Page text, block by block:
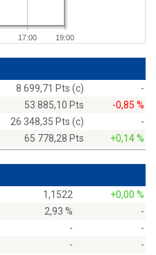
17:00 19:00
8 699,71 Pts (c)
-
53 885,10 Pts
-0,85 %
26 348,35 Pts (c)
-
65 778,28 Pts +0,14 %
1,1522
+0,00 %
2,93 %
-
-
-
-
-